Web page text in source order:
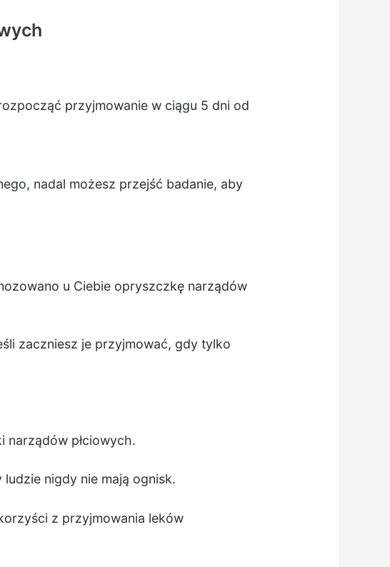
przyjmowanie w ciągu 5 dni od
nadal możesz przejść badanie, aby
u Ciebie opryszczkę narządów
zaczniesz je przyjmować, gdy tylko
narządów płciowych.
nigdy nie mają ognisk.
z przyjmowania leków